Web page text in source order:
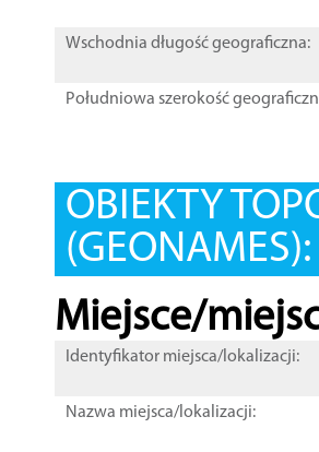
Wschodnia długość geograficzna:
Południowa szerokość
OBIEKTY
(GEONAMES):
Miejsce/
Identyfikator miejsca/lokalizacji:
Nazwa miejsca/lokalizacji: